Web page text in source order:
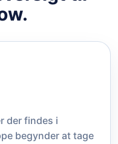
der findes i
begynder at tage